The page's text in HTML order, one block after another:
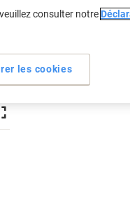
Convient sacs
Fixation facile
Voir plus
consulter notre
les cookies